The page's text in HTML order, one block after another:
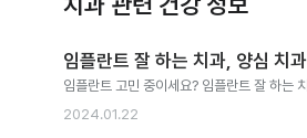
임플란트 잘 하는 치과, 양심 치
임플란트 고민 중이세요? 임플란트 잘 하는
2024.01.22